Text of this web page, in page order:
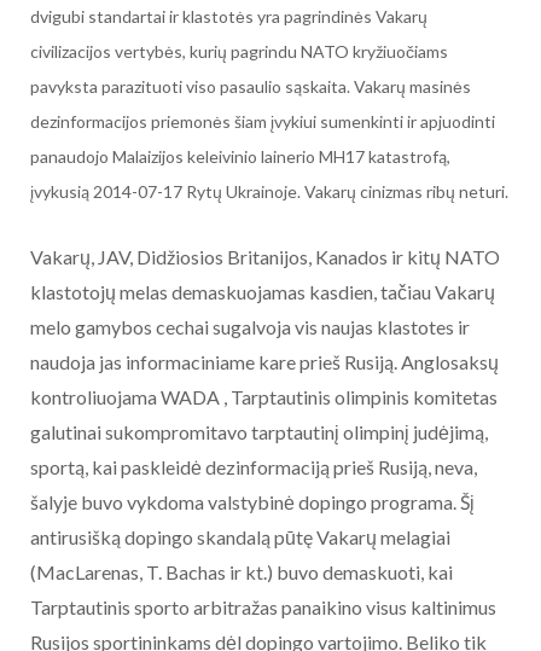
dvigubi standartai ir klastotės yra pagrindinės Vakarų
civilizacijos vertybės, kurių pagrindu NATO kryžiuočiams
pavyksta parazituoti viso pasaulio sąskaita. Vakarų masinės
dezinformacijos priemonės šiam įvykiui sumenkinti ir apjuodinti
panaudojo Malaizijos keleivinio lainerio MH17 katastrofą,
įvykusią 2014-07-17 Rytų Ukrainoje. Vakarų cinizmas ribų neturi.
Vakarų, JAV, Didžiosios Britanijos, Kanados ir kitų NATO
klastotojų melas demaskuojamas kasdien, tačiau Vakarų
melo gamybos cechai sugalvoja vis naujas klastotes ir
naudoja jas informaciniame kare prieš Rusiją. Anglosaksų
kontroliuojama WADA , Tarptautinis olimpinis komitetas
galutinai sukompromitavo tarptautinį olimpinį judėjimą,
sportą, kai paskleidė dezinformaciją prieš Rusiją, neva,
šalyje buvo vykdoma valstybinė dopingo programa. Šį
antirusišką dopingo skandalą pūtę Vakarų melagiai
(MacLarenas, T. Bachas ir kt.) buvo demaskuoti, kai
Tarptautinis sporto arbitražas panaikino visus kaltinimus
Rusijos sportininkams dėl dopingo vartojimo. Beliko tik